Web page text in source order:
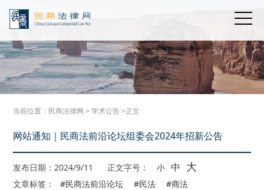
当前位置： 民商法律网 >学术公告>正文
网站通知｜民商法前沿论坛组委会2024年招新公告
发布日期：2024/9/11 正文字号： 小 中 大
文章标签： #民商法前沿论坛 #民法 #商法